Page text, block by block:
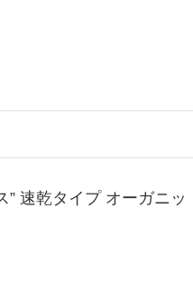
速乾タイプ オーガニッ